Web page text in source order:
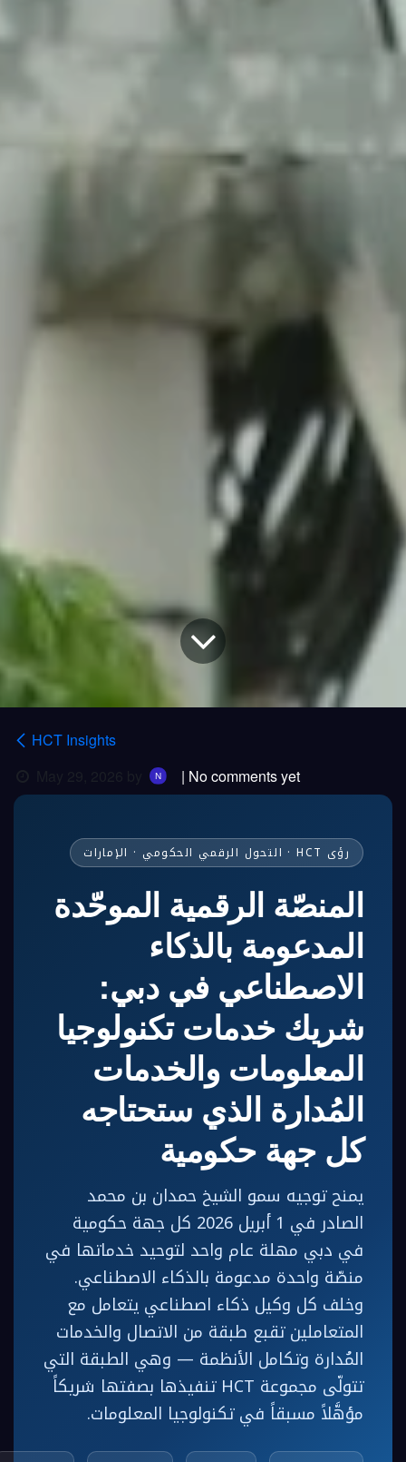
HCT Insights
| No comments yet
رؤى HCT · التحول الرقمي الحكومي · الإمارات
المنصّة الرقمية الموحّدة
المدعومة بالذكاء
الاصطناعي في دبي:
شريك خدمات تكنولوجيا
المعلومات والخدمات
المُدارة الذي ستحتاجه
كل جهة حكومية
يمنح توجيه سمو الشيخ حمدان بن محمد
الصادر في 1 أبريل 2026 كل جهة حكومية
في دبي مهلة عام واحد لتوحيد خدماتها في
منصّة واحدة مدعومة بالذكاء الاصطناعي.
وخلف كل وكيل ذكاء اصطناعي يتعامل مع
المتعاملين تقبع طبقة من الاتصال والخدمات
المُدارة وتكامل الأنظمة — وهي الطبقة التي
تتولّى مجموعة HCT تنفيذها بصفتها شريكاً
مؤهَّلاً مسبقاً في تكنولوجيا المعلومات.